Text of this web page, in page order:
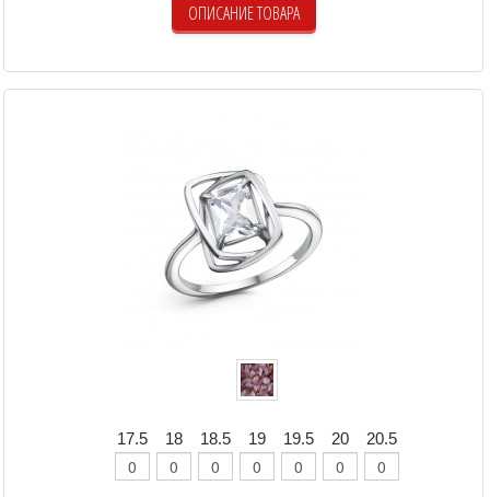
ОПИСАНИЕ ТОВАРА
17.5 18 18.5 19 19.5 20 20.5